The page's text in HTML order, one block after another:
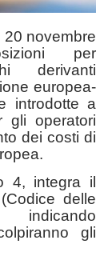
20 novembre
per
derivanti
europea-
introdotte a
gli operatori
dei costi di
4, integra il
delle
indicando
gli